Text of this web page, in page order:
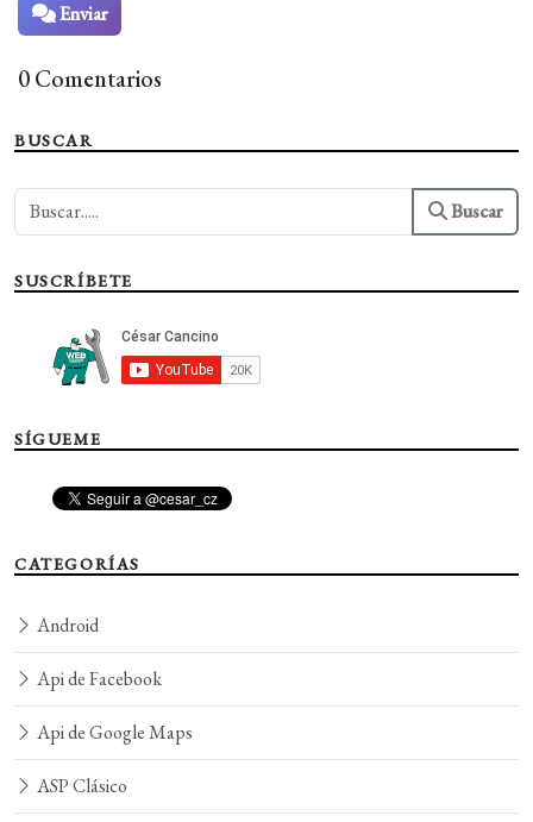
Enviar
0 Comentarios
BUSCAR
Buscar
SUSCRÍBETE
SÍGUEME
CATEGORÍAS
Android
Api de Facebook
Api de Google Maps
ASP Clásico